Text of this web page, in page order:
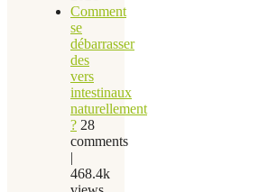
Comment
se
débarrasser
des
vers
intestinaux
naturellement
? 28
comments
|
468.4k